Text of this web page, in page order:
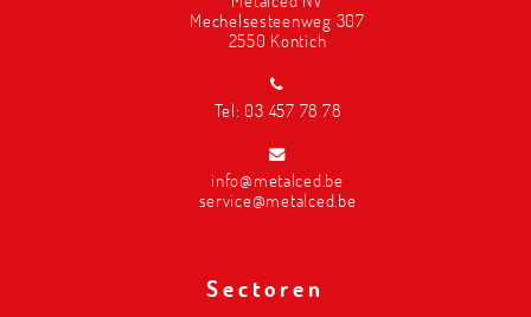
Mechelsesteenweg 307
2550 Kontich
Tel: 03 457 78 78
info@metalced.be
service@metalced.be
Sectoren